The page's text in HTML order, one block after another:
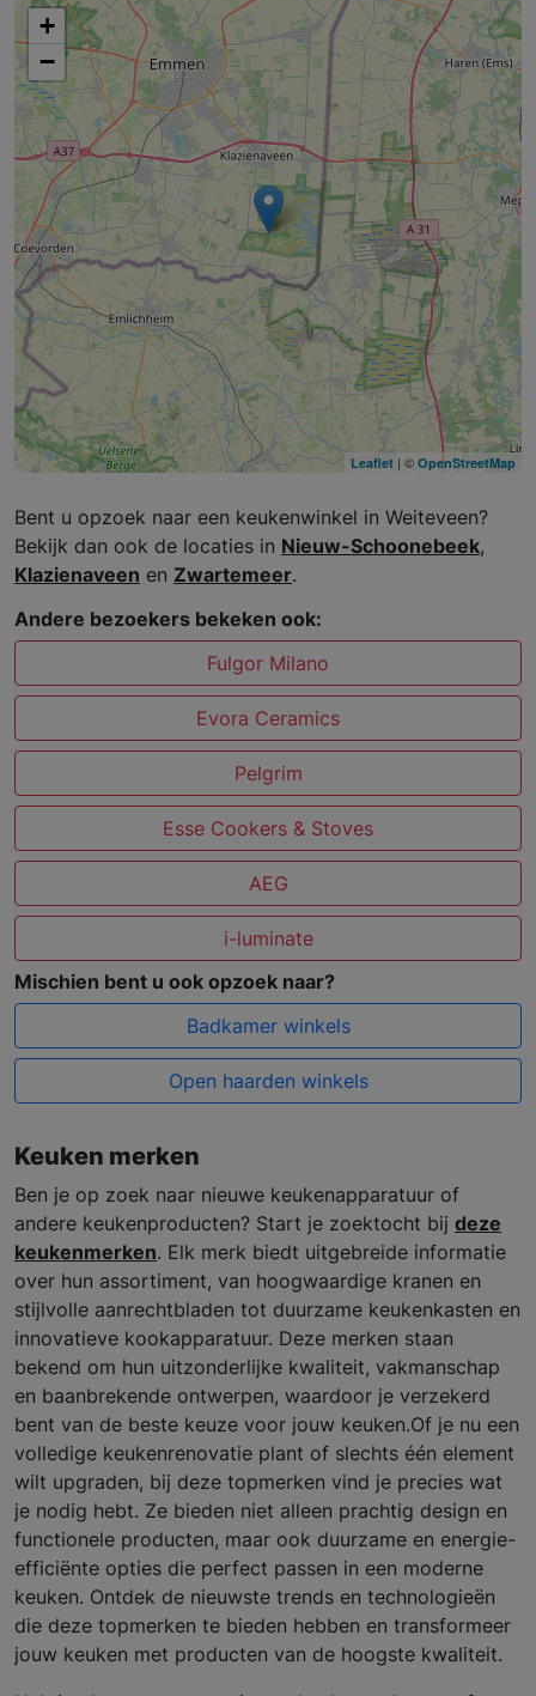
+
−
Leaflet | © OpenStreetMap
Bent u opzoek naar een keukenwinkel in Weiteveen?
Bekijk dan ook de locaties in Nieuw-Schoonebeek,
Klazienaveen en Zwartemeer.
Andere bezoekers bekeken ook:
Fulgor Milano
Evora Ceramics
Pelgrim
Esse Cookers & Stoves
AEG
i-luminate
Mischien bent u ook opzoek naar?
Badkamer winkels
Open haarden winkels
Keuken merken
Ben je op zoek naar nieuwe keukenapparatuur of
andere keukenproducten? Start je zoektocht bij deze
keukenmerken. Elk merk biedt uitgebreide informatie
over hun assortiment, van hoogwaardige kranen en
stijlvolle aanrechtbladen tot duurzame keukenkasten en
innovatieve kookapparatuur. Deze merken staan
bekend om hun uitzonderlijke kwaliteit, vakmanschap
en baanbrekende ontwerpen, waardoor je verzekerd
bent van de beste keuze voor jouw keuken.Of je nu een
volledige keukenrenovatie plant of slechts één element
wilt upgraden, bij deze topmerken vind je precies wat
je nodig hebt. Ze bieden niet alleen prachtig design en
functionele producten, maar ook duurzame en energie-
efficiënte opties die perfect passen in een moderne
keuken. Ontdek de nieuwste trends en technologieën
die deze topmerken te bieden hebben en transformeer
jouw keuken met producten van de hoogste kwaliteit.